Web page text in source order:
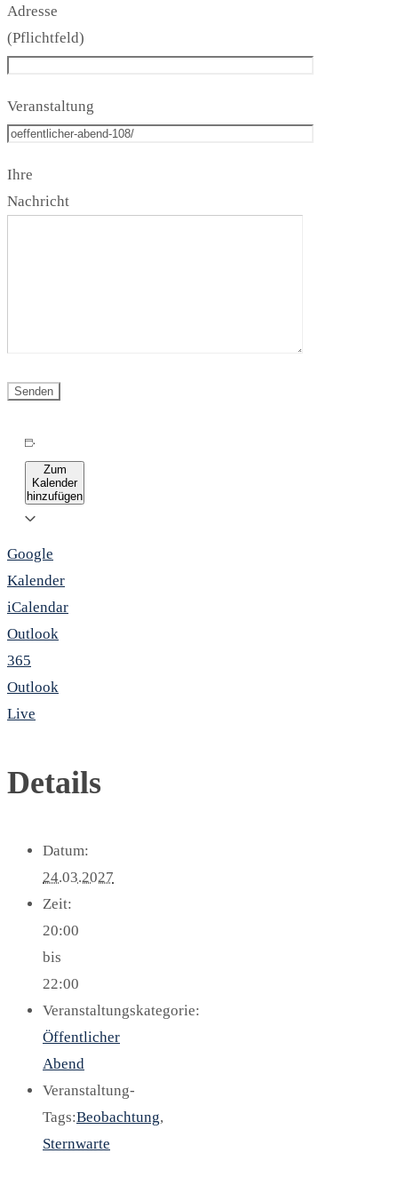
Adresse
(Pflichtfeld)
Veranstaltung
Ihre
Nachricht
Zum
Kalender
hinzufügen
Google
Kalender
iCalendar
Outlook
365
Outlook
Live
Details
Datum:
24.03.2027
Zeit:
20:00
bis
22:00
Veranstaltungskategorie:
Öffentlicher
Abend
Veranstaltung-
Tags:Beobachtung,
Sternwarte